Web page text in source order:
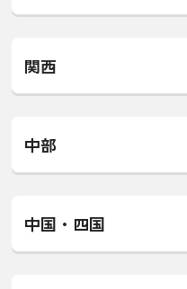
関西
中部
中国・四国